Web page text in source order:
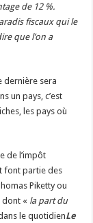
de 12 %.
fiscaux qui le
que l’on a
dernière sera
un pays, c’est
les pays où
de l’impôt
font partie des
Piketty ou
dont « la part du
le quotidienLe